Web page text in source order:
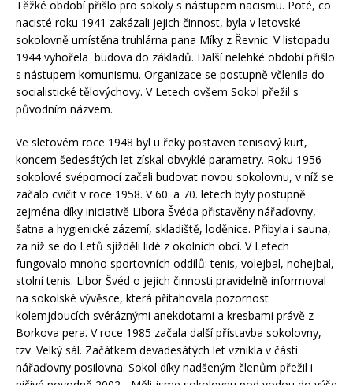
Těžké období přišlo pro sokoly s nástupem nacismu. Poté, co
nacisté roku 1941 zakázali jejich činnost, byla v letovské
sokolovně umístěna truhlárna pana Míky z Řevnic. V listopadu
1944 vyhořela budova do základů. Další nelehké období přišlo
s nástupem komunismu. Organizace se postupně včlenila do
socialistické tělovýchovy. V Letech ovšem Sokol přežil s
původním názvem.
Ve sletovém roce 1948 byl u řeky postaven tenisový kurt,
koncem šedesátých let získal obvyklé parametry. Roku 1956
sokolové svépomocí začali budovat novou sokolovnu, v níž se
začalo cvičit v roce 1958. V 60. a 70. letech byly postupně
zejména díky iniciativě Libora Švéda přistavěny nářaďovny,
šatna a hygienické zázemí, skladiště, loděnice. Přibyla i sauna,
za níž se do Letů sjížděli lidé z okolních obcí. V Letech
fungovalo mnoho sportovních oddílů: tenis, volejbal, nohejbal,
stolní tenis. Libor Švéd o jejich činnosti pravidelně informoval
na sokolské vývěsce, která přitahovala pozornost
kolemjdoucích svéráznými anekdotami a kresbami právě z
Borkova pera. V roce 1985 začala další přístavba sokolovny,
tzv. Velký sál. Začátkem devadesátých let vznikla v části
nářaďovny posilovna. Sokol díky nadšeným členům přežil i